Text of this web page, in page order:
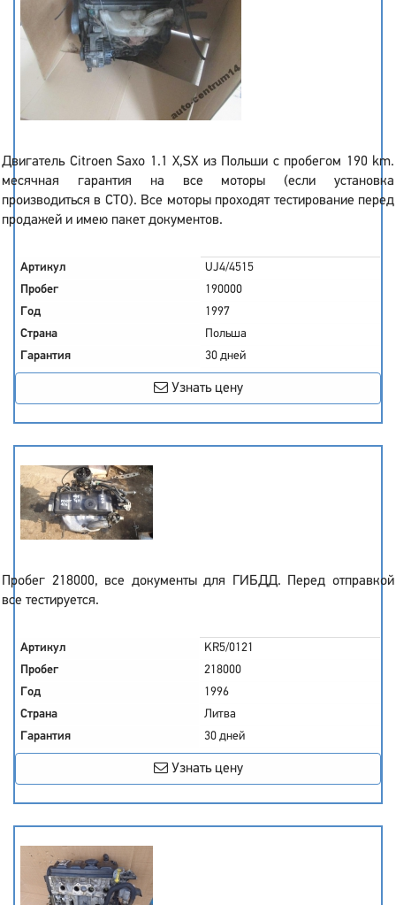
Двигатель Citroen Saxo 1.1 X,SX из Польши с пробегом 190 km.
месячная гарантия на все моторы (если установка
производиться в СТО). Все моторы проходят тестирование перед
продажей и имею пакет документов.
Артикул
UJ4/4515
Пробег
190000
Год
1997
Страна
Польша
Гарантия
30 дней
Узнать цену
Пробег 218000, все документы для ГИБДД. Перед отправкой
все тестируется.
Артикул
KR5/0121
Пробег
218000
Год
1996
Страна
Литва
Гарантия
30 дней
Узнать цену